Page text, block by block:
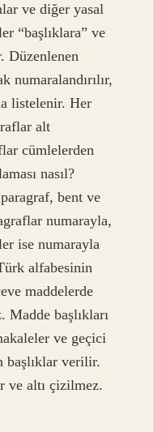
ve diğer yasal
“başlıklara” ve
Düzenlenen
numaralandırılır,
listelenir. Her
alt
cümlelerden
nasıl?
bent ve
numarayla,
ise numarayla
alfabesinin
maddelerde
Madde başlıkları
ve geçici
başlıklar verilir.
ve altı çizilmez.